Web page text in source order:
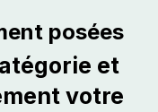
posées
et
votre